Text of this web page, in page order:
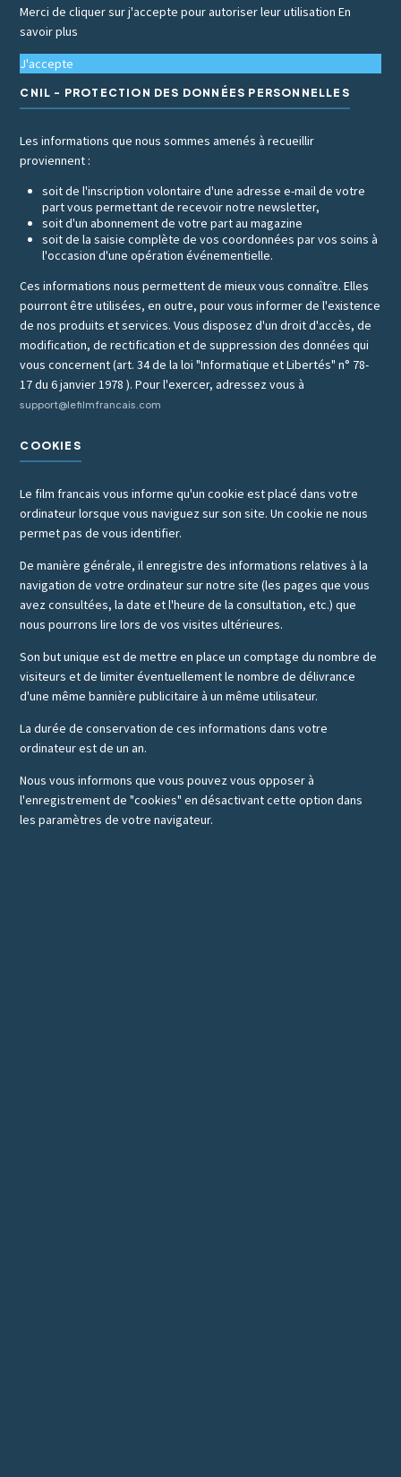
Merci de cliquer sur j'accepte pour autoriser leur utilisationEn
savoir plus
J'accepte
CNIL - PROTECTION DES DONNÉES PERSONNELLES
Les informations que nous sommes amenés à recueillir
proviennent :
soit de l'inscription volontaire d'une adresse e-mail de votre
part vous permettant de recevoir notre newsletter,
soit d'un abonnement de votre part au magazine
soit de la saisie complète de vos coordonnées par vos soins à
l'occasion d'une opération événementielle.
Ces informations nous permettent de mieux vous connaître. Elles
pourront être utilisées, en outre, pour vous informer de l'existence
de nos produits et services. Vous disposez d'un droit d'accès, de
modification, de rectification et de suppression des données qui
vous concernent (art. 34 de la loi "Informatique et Libertés" n° 78-
17 du 6 janvier 1978 ). Pour l'exercer, adressez vous à
support@lefilmfrancais.com
COOKIES
Le film francais vous informe qu'un cookie est placé dans votre
ordinateur lorsque vous naviguez sur son site. Un cookie ne nous
permet pas de vous identifier.
De manière générale, il enregistre des informations relatives à la
navigation de votre ordinateur sur notre site (les pages que vous
avez consultées, la date et l'heure de la consultation, etc.) que
nous pourrons lire lors de vos visites ultérieures.
Son but unique est de mettre en place un comptage du nombre de
visiteurs et de limiter éventuellement le nombre de délivrance
d'une même bannière publicitaire à un même utilisateur.
La durée de conservation de ces informations dans votre
ordinateur est de un an.
Nous vous informons que vous pouvez vous opposer à
l'enregistrement de "cookies" en désactivant cette option dans
les paramètres de votre navigateur.